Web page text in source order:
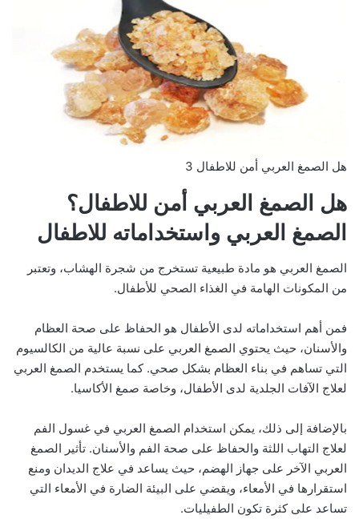
هل الصمغ العربي أمن للاطفال 3
هل الصمغ العربي أمن للاطفال؟
الصمغ العربي واستخداماته للاطفال
الصمغ العربي هو مادة طبيعية تستخرج من شجرة الهشاب، وتعتبر
من المكونات الهامة في الغذاء الصحي للأطفال.
فمن أهم استخداماته لدى الأطفال هو الحفاظ على صحة العظام
والأسنان، حيث يحتوي الصمغ العربي على نسبة عالية من الكالسيوم
التي تساهم في بناء العظام بشكل صحي. كما يستخدم الصمغ العربي
لعلاج الآفات الجلدية لدى الأطفال، وخاصة صمغ الأكاسيا.
بالإضافة إلى ذلك، يمكن استخدام الصمغ العربي في غسول الفم
لعلاج التهاب اللثة والحفاظ على صحة الفم والأسنان. تأثير الصمغ
العربي الآخر على جهاز الهضم، حيث يساعد في علاج الديدان ومنع
استقرارها في الأمعاء، ويقضي على البيئة الضارة في الأمعاء التي
تساعد على كثرة تكون الطفيليات.